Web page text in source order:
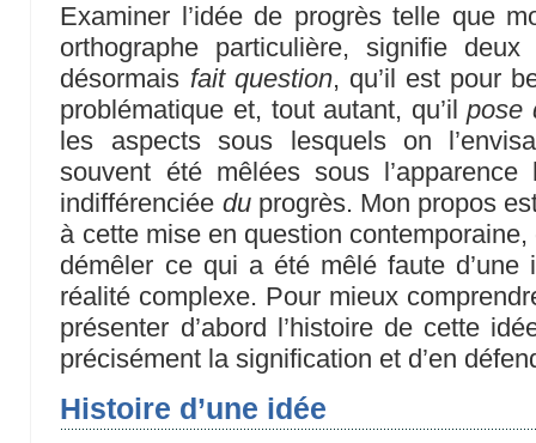
Examiner l’idée de progrès telle que
orthographe particulière, signifie
désormais fait question, qu’il est pour
problématique et, tout autant, qu’ilpose
les aspects sous lesquels on
souvent été mêlées sous
indifférenciée duprogrès. Mon propos
à cette mise en question contemporaine,
démêler ce qui a été mêlé faute d’une
réalité complexe. Pour mieux
présenter d’abord l’histoire de cette
précisément la signification et d’en
Histoire d’une idée